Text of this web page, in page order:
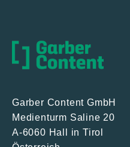
Garber Content GmbH
Medienturm Saline 20
A-6060 Hall in Tirol